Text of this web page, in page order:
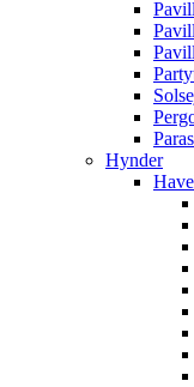
Hynder